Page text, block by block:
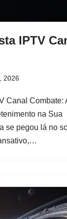
IPTV
2026
Canal Combate:
na Sua
se pegou lá no